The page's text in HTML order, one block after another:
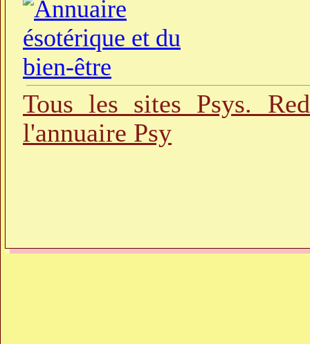
Tous les sites Psys.
l'annuaire Psy